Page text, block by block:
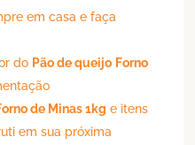
em casa e faça
do Pão de queijo Forno
de Minas 1kg e itens
em sua próxima